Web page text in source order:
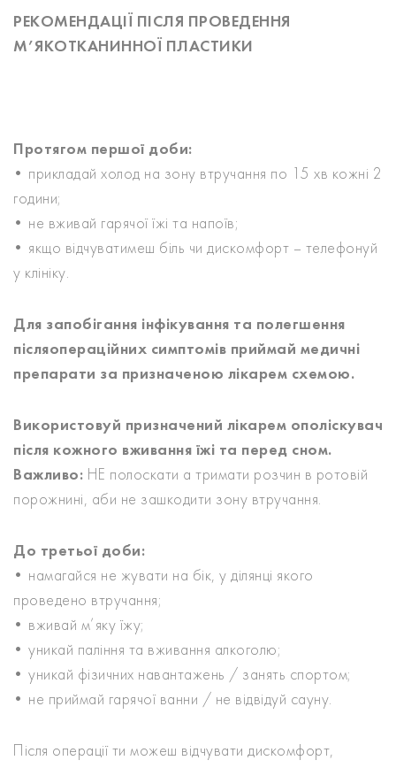
РЕКОМЕНДАЦІЇ ПІСЛЯ ПРОВЕДЕННЯ
М’ЯКОТКАНИННОЇ ПЛАСТИКИ
Протягом першої доби:
• прикладай холод на зону втручання по 15 хв кожні 2
години;
• не вживай гарячої їжі та напоїв;
• якщо відчуватимеш біль чи дискомфорт – телефонуй
у клініку.
Для запобігання інфікування та полегшення
післяопераційних симптомів приймай медичні
препарати за призначеною лікарем схемою.
Використовуй призначений лікарем ополіскувач
після кожного вживання їжі та перед сном.
Важливо: НЕ полоскати а тримати розчин в ротовій
порожнині, аби не зашкодити зону втручання.
До третьої доби:
• намагайся не жувати на бік, у ділянці якого
проведено втручання;
• вживай м’яку їжу;
• уникай паління та вживання алкоголю;
• уникай фізичних навантажень / занять спортом;
• не приймай гарячої ванни / не відвідуй сауну.
Після операції ти можеш відчувати дискомфорт,